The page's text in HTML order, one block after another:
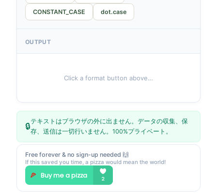
CONSTANT_CASE dot.case
OUTPUT
Click a format button above…
🔒テキストはブラウザの外に出ません。データの収集、保
存、送信は一切行いません。100%プライベート。
Free forever & no sign-up needed 🙌
If this saved you time, a pizza would mean the world!